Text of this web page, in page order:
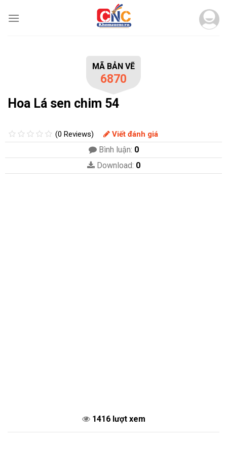
MÃ BẢN VẼ
6870
Hoa Lá sen chim 54
(0 Reviews) Viết đánh giá
Bình luận: 0
Download: 0
1416 lượt xem